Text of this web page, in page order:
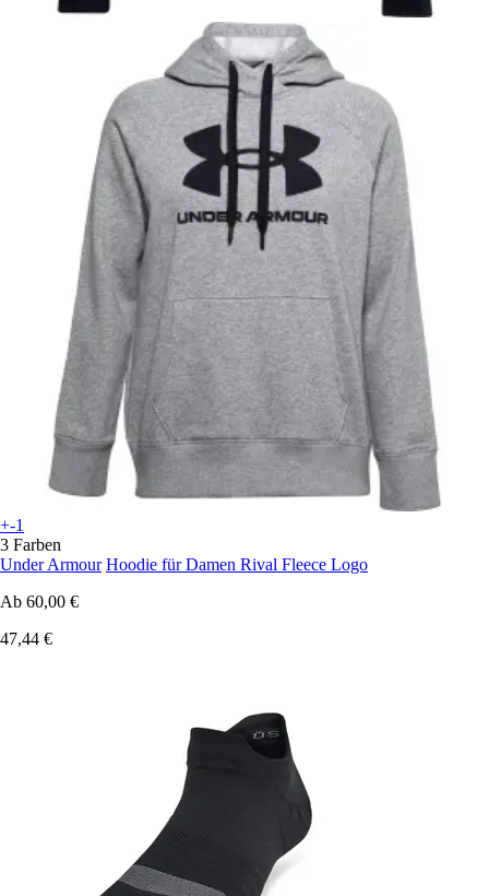
+-1
3 Farben
Under Armour Hoodie für Damen Rival Fleece Logo
Ab 60,00 €
47,44 €